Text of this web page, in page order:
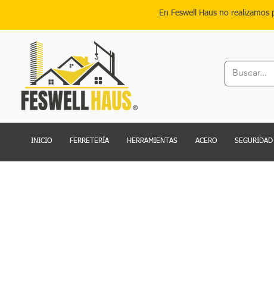
En Feswell Haus no
INICIO FERRETERÍA HERRAMIENTAS ACERO